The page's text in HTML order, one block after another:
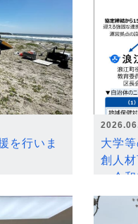
を行いま
大学
創人
～令